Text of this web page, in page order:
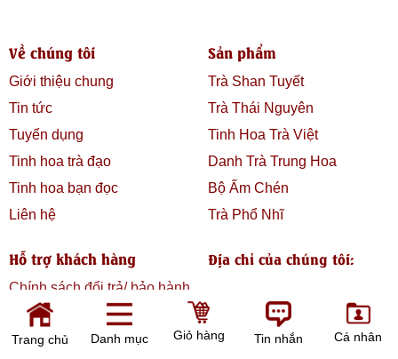
Về chúng tôi
Giới thiệu chung
Tin tức
Tuyển dụng
Tinh hoa trà đạo
Tinh hoa bạn đọc
Liên hệ
Sản phẩm
Trà Shan Tuyết
Trà Thái Nguyên
Tinh Hoa Trà Việt
Danh Trà Trung Hoa
Bộ Ấm Chén
Trà Phổ Nhĩ
Hỗ trợ khách hàng
Chính sách đổi trả/ bảo hành
Chính sách bảo mật thông
tin
Địa chỉ của chúng tôi:
Trang chủ Danh mục Giỏ hàng Tin nhắn Cá nhân